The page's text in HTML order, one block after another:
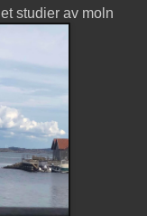
studier av moln